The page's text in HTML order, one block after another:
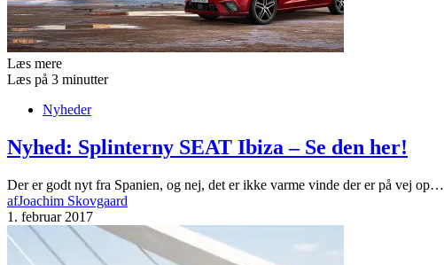
Læs mere
Læs på 3 minutter
Nyheder
Nyhed: Splinterny SEAT Ibiza – Se den her!
Der er godt nyt fra Spanien, og nej, det er ikke varme vinde der er på vej op…
afJoachim Skovgaard
1. februar 2017